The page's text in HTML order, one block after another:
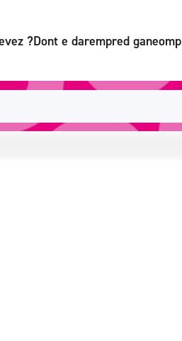
?Dont e darempred ganeomp